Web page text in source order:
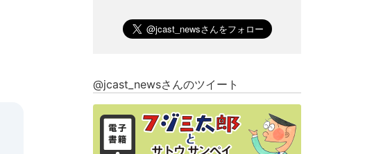
@jcast_newsさんのツイート